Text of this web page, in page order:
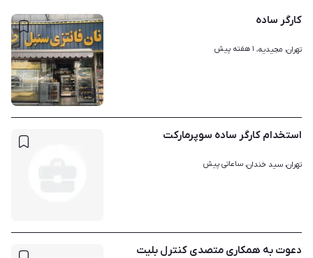
۱
کارگر ساده
تهران، مجیدیه، ۱ هفته پیش
استخدام کارگر ساده سوپرمارکت
تهران، سید خندان، ساعاتی پیش
دعوت به همکاری متصدی کنترل بلیت